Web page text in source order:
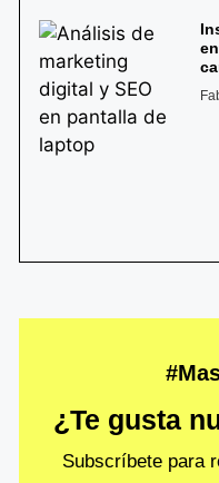
¿Te gusta
Subscríbete para